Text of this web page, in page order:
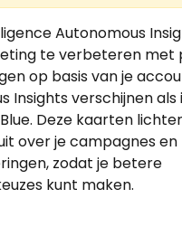
Autonomous
te verbeteren met
op basis van je
Insights verschijnen
Deze kaarten
over je campagnes en
zodat je betere
kunt maken.